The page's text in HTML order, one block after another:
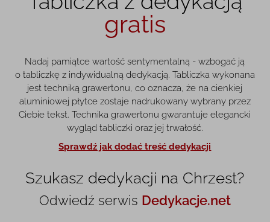
gratis
Nadaj pamiątce wartość sentymentalną - wzbogać ją
o tabliczkę z indywidualną dedykacją. Tabliczka wykonana
jest techniką grawertonu, co oznacza, że na cienkiej
aluminiowej płytce zostaje nadrukowany wybrany przez
Ciebie tekst. Technika grawertonu gwarantuje elegancki
wygląd tabliczki oraz jej trwałość.
Sprawdź jak dodać treść dedykacji
Szukasz dedykacji na Chrzest?
Odwiedź serwis Dedykacje.net